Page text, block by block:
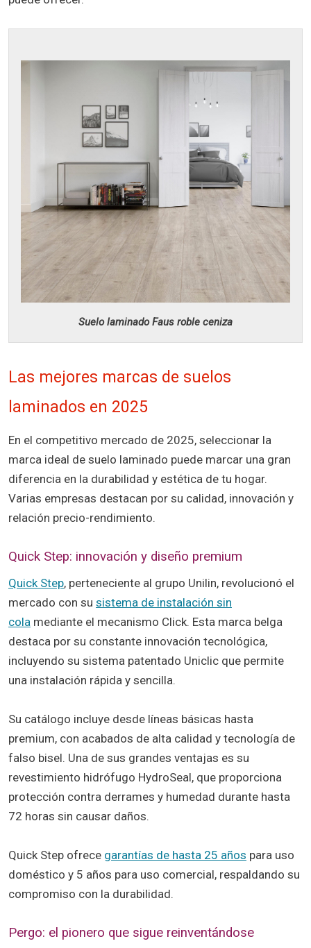
Suelo laminado Faus roble ceniza
Las mejores marcas de suelos
laminados en 2025
En el competitivo mercado de 2025, seleccionar la
marca ideal de suelo laminado puede marcar una gran
diferencia en la durabilidad y estética de tu hogar.
Varias empresas destacan por su calidad, innovación y
relación precio-rendimiento.
Quick Step: innovación y diseño premium
Quick Step, perteneciente al grupo Unilin, revolucionó el
mercado con su sistema de instalación sin
cola mediante el mecanismo Click. Esta marca belga
destaca por su constante innovación tecnológica,
incluyendo su sistema patentado Uniclic que permite
una instalación rápida y sencilla.
Su catálogo incluye desde líneas básicas hasta
premium, con acabados de alta calidad y tecnología de
falso bisel. Una de sus grandes ventajas es su
revestimiento hidrófugo HydroSeal, que proporciona
protección contra derrames y humedad durante hasta
72 horas sin causar daños.
Quick Step ofrece garantías de hasta 25 años para uso
doméstico y 5 años para uso comercial, respaldando su
compromiso con la durabilidad.
Pergo: el pionero que sigue reinventándose